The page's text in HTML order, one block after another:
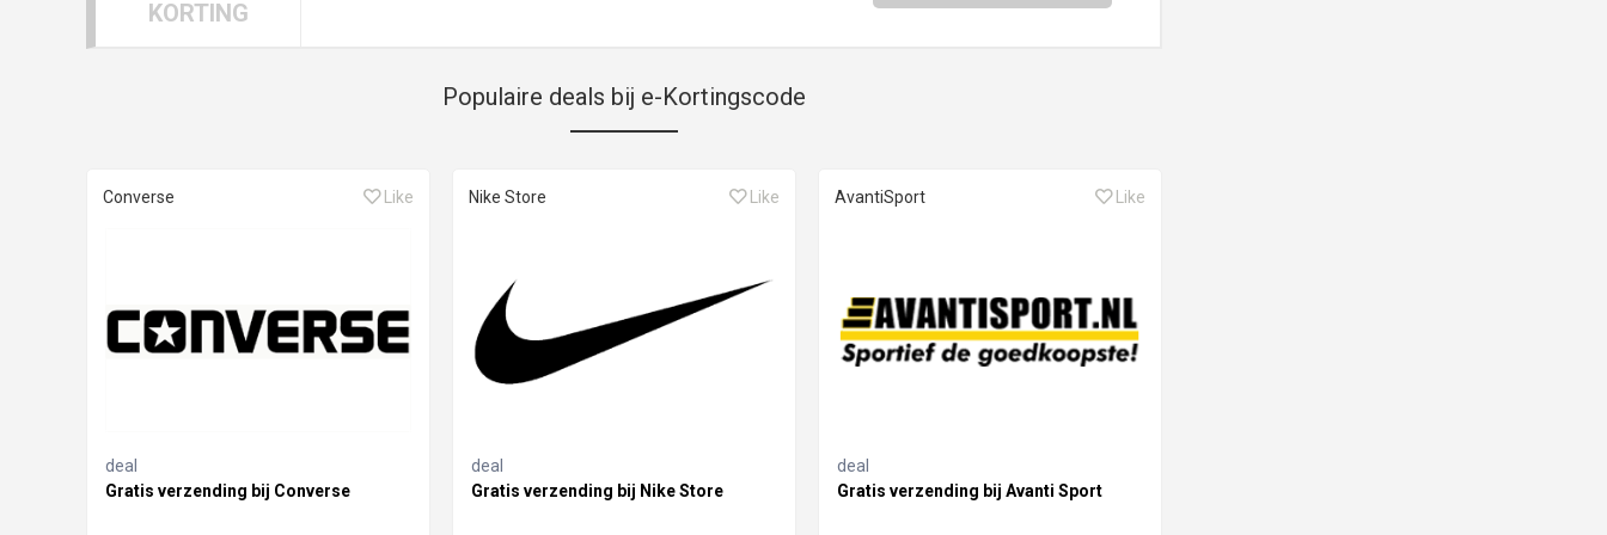
KORTING
Populaire deals bij e-Kortingscode
Converse Like
deal
Gratis verzending bij Converse
Nike Store Like
deal
Gratis verzending bij Nike Store
AvantiSport Like
deal
Gratis verzending bij Avanti Sport